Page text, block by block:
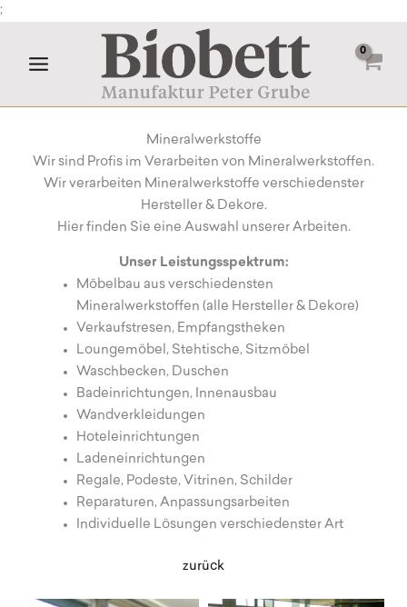
;Zum
Mineralwerkstoffe
Wir sind Profis im Verarbeiten von Mineralwerkstoffen.
Wir verarbeiten Mineralwerkstoffe verschiedenster
Hersteller & Dekore.
Hier finden Sie eine Auswahl unserer Arbeiten.
Unser Leistungsspektrum:
Möbelbau aus verschiedensten
Mineralwerkstoffen (alle Hersteller & Dekore)
Verkaufstresen, Empfangstheken
Loungemöbel, Stehtische, Sitzmöbel
Waschbecken, Duschen
Badeinrichtungen, Innenausbau
Wandverkleidungen
Hoteleinrichtungen
Ladeneinrichtungen
Regale, Podeste, Vitrinen, Schilder
Reparaturen, Anpassungsarbeiten
Individuelle Lösungen verschiedenster Art
zurück